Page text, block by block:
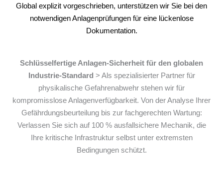
Global explizit vorgeschrieben, unterstützen wir Sie bei den
notwendigen Anlagenprüfungen für eine lückenlose
Dokumentation.
Schlüsselfertige Anlagen-Sicherheit für den globalen
Industrie-Standard > Als spezialisierter Partner für
physikalische Gefahrenabwehr stehen wir für
kompromisslose Anlagenverfügbarkeit. Von der Analyse Ihrer
Gefährdungsbeurteilung bis zur fachgerechten Wartung:
Verlassen Sie sich auf 100 % ausfallsichere Mechanik, die
Ihre kritische Infrastruktur selbst unter extremsten
Bedingungen schützt.